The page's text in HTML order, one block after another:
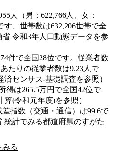
人（男：622,766人、女：
す。世帯数は632,206世帯で全
令和3年人口動態データを参
件で全国28位です。従業者数
たりの従業者数は9.23人で
センサス‐基礎調査を参照）
得は265.5万円で全国42位で
(令和元年度)を参照）
指数（交通・通信）は99.6で
統計でみる都道府県のすがた
みる